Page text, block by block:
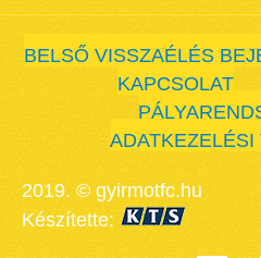
BELSŐ VISSZAÉLÉS
KAPCSOLAT
ADATKEZELÉSI
2019. © gyirmotfc.hu
Készítette: